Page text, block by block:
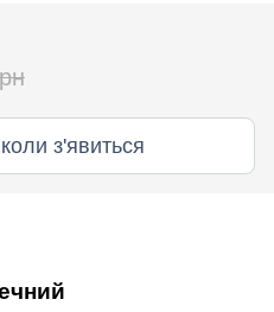
з'явиться